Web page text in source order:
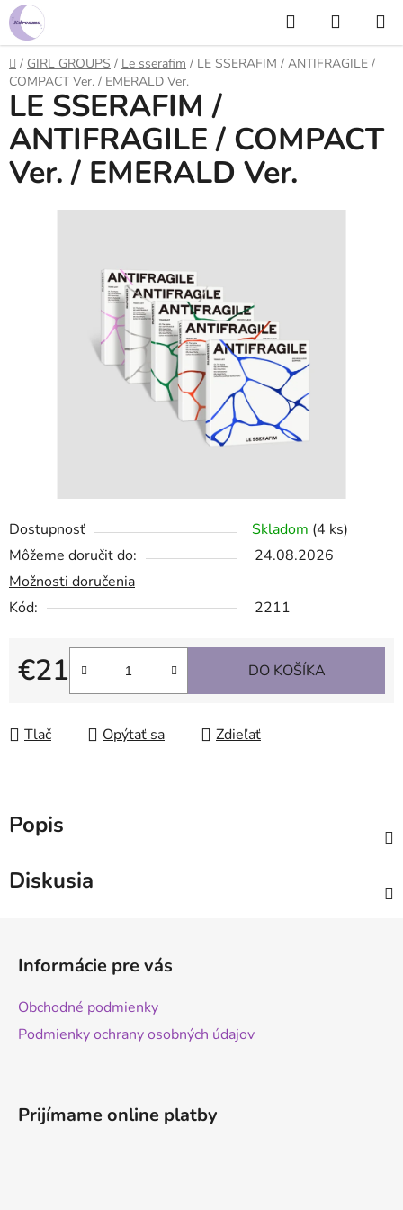
Prejsť
na
obsah
Hľadať
KOŠÍK
Domov
/ GIRL GROUPS / Le sserafim / LE SSERAFIM / ANTIFRAGILE /
COMPACT Ver. / EMERALD Ver.
Dostupnosť Skladom (4 ks)
Môžeme doručiť do:
24.08.2026
Možnosti doručenia
Kód:
2211
€21
Jednotková cena:
DO KOŠÍKA
Tlač Opýtať sa Zdieľať
LE SSERAFIM /
ANTIFRAGILE / COMPACT
Ver. / EMERALD Ver.
Popis
Diskusia
Informácie pre vás
Obchodné podmienky
Podmienky ochrany osobných údajov
Prijímame online platby